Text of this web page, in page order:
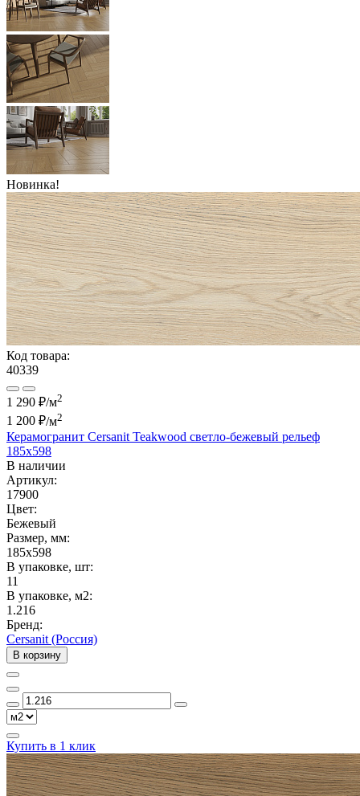
Новинка!
Код товара:
40339
1 290 ₽/м2
1 200 ₽/м2
Керамогранит Cersanit Teakwood светло-бежевый рельеф
185x598
В наличии
Артикул:
17900
Цвет:
Бежевый
Размер, мм:
185x598
В упаковке, шт:
11
В упаковке, м2:
1.216
Бренд:
Cersanit (Россия)
В корзину
Купить в 1 клик